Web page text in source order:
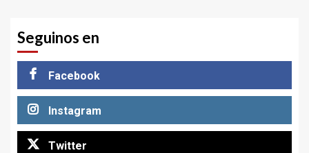
Seguinos en
Facebook
Instagram
Twitter